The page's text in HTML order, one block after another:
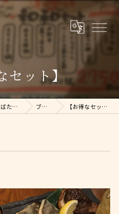
セット】
北浦和で居酒屋なら寛げるろばた焼 和和 ブログ 【お得なセット】